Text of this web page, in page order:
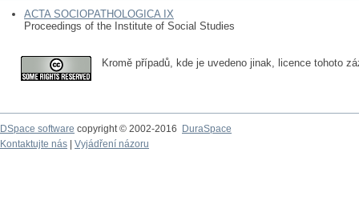
ACTA SOCIOPATHOLOGICA IX
Proceedings of the Institute of Social Studies
Kromě případů, kde je uvedeno jinak, licence tohoto
DSpace software copyright © 2002-2016
DuraSpace
Kontaktujte nás
Vyjádření názoru